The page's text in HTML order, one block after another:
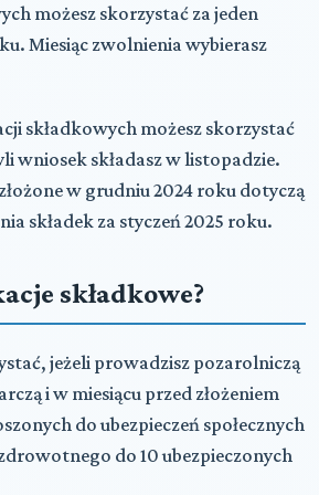
możesz skorzystać za jeden
Miesiąc zwolnienia wybierasz
składkowych możesz skorzystać
wniosek składasz w listopadzie.
w grudniu 2024 roku dotyczą
składek za styczeń 2025 roku.
składkowe?
jeżeli prowadzisz pozarolniczą
i w miesiącu przed złożeniem
do ubezpieczeń społecznych
do 10 ubezpieczonych